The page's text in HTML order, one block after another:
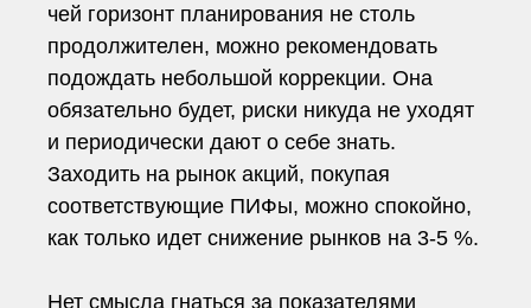
чей горизонт планирования не столь
продолжителен, можно рекомендовать
подождать небольшой коррекции. Она
обязательно будет, риски никуда не уходят
и периодически дают о себе знать.
Заходить на рынок акций, покупая
соответствующие ПИФы, можно спокойно,
как только идет снижение рынков на 3-5 %.
Нет смысла гнаться за показателями